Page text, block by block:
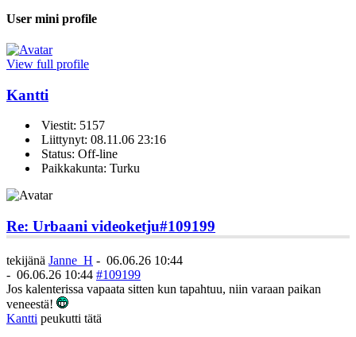
User mini profile
View full profile
Kantti
Viestit: 5157
Liittynyt: 08.11.06 23:16
Status: Off-line
Paikkakunta: Turku
Re: Urbaani videoketju#109199
tekijänä Janne_H - 06.06.26 10:44
- 06.06.26 10:44 #109199
Jos kalenterissa vapaata sitten kun tapahtuu, niin varaan paikan
veneestä!
Kantti peukutti tätä